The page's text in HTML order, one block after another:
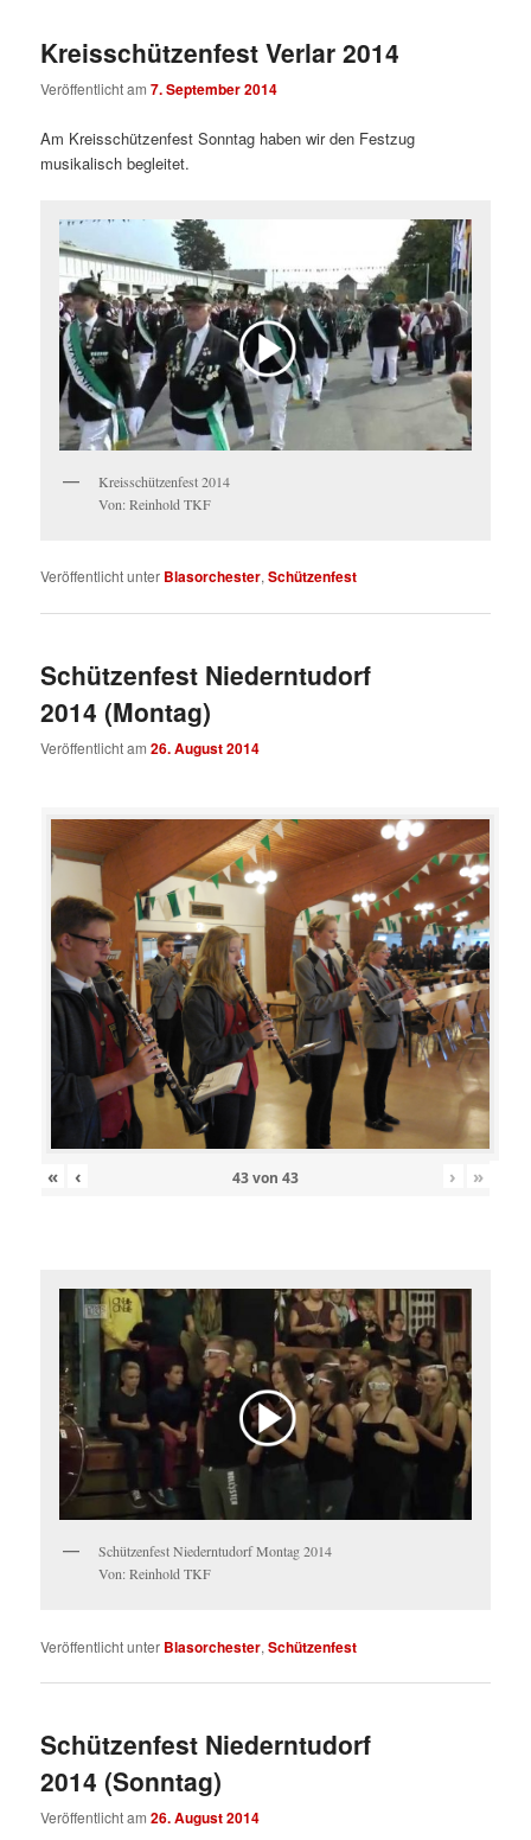
Kreisschützenfest Verlar 2014
Veröffentlicht am7. September 2014
Am Kreisschützenfest Sonntag haben wir den Festzug
musikalisch begleitet.
Kreisschützenfest 2014
Von: Reinhold TKF
Veröffentlicht unter Blasorchester,Schützenfest
Schützenfest Niederntudorf
2014 (Montag)
Veröffentlicht am26. August 2014
« ‹ 43von 43 › »
Schützenfest Niederntudorf Montag 2014
Von: Reinhold TKF
Veröffentlicht unter Blasorchester,Schützenfest
Schützenfest Niederntudorf
2014 (Sonntag)
Veröffentlicht am26. August 2014